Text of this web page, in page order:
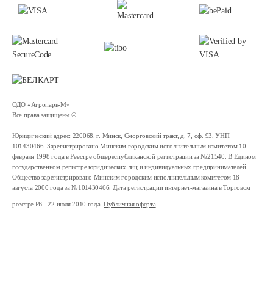
ОДО «Агропарк-М»
Все права защищены ©
Юридический адрес: 220068. г. Минск, Сморговский тракт, д. 7, оф. 93, УНП
101430466. Зарегистрировано Минским городским исполнительным комитетом 10
февраля 1998 года в Реестре общереспубликанской регистрации за №21540. В Едином
государственном регистре юридических лиц и индивидуальных предпринимателей
Общество зарегистрировано Минским городским исполнительным комитетом 18
августа 2000 года за №101430466. Дата регистрации интернет-магазина в Торговом
реестре РБ - 22 июля 2010 года.Публичная оферта